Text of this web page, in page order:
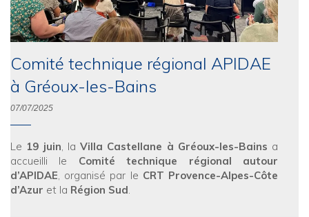
Comité technique régional APIDAE
à Gréoux-les-Bains
07/07/2025
Le 19 juin, la Villa Castellane à Gréoux-les-Bains a
accueilli le Comité technique régional autour
d’APIDAE, organisé par le CRT Provence-Alpes-Côte
d’Azur et la Région Sud.